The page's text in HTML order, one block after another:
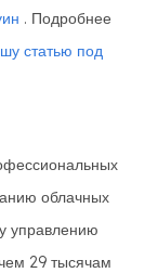
. Подробнее
статью под
облачных
управлению
29 тысячам